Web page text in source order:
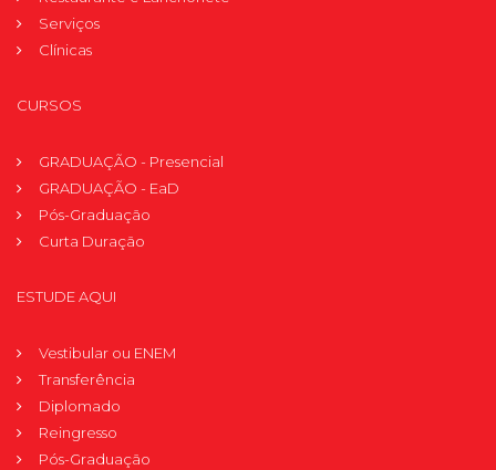
Serviços
Clínicas
CURSOS
GRADUAÇÃO - Presencial
GRADUAÇÃO - EaD
Pós-Graduação
Curta Duração
ESTUDE AQUI
Vestibular ou ENEM
Transferência
Diplomado
Reingresso
Pós-Graduação